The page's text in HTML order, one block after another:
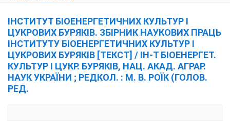
ІНСТИТУТ БІОЕНЕРГЕТИЧНИХ КУЛЬТУР І
ЦУКРОВИХ БУРЯКІВ. ЗБІРНИК НАУКОВИХ ПРАЦЬ
ІНСТИТУТУ БІОЕНЕРГЕТИЧНИХ КУЛЬТУР І
ЦУКРОВИХ БУРЯКІВ [ТЕКСТ] / ІН-Т БІОЕНЕРГЕТ.
КУЛЬТУР І ЦУКР. БУРЯКІВ, НАЦ. АКАД. АГРАР.
НАУК УКРАЇНИ ; РЕДКОЛ. : М. В. РОЇК (ГОЛОВ.
РЕД.